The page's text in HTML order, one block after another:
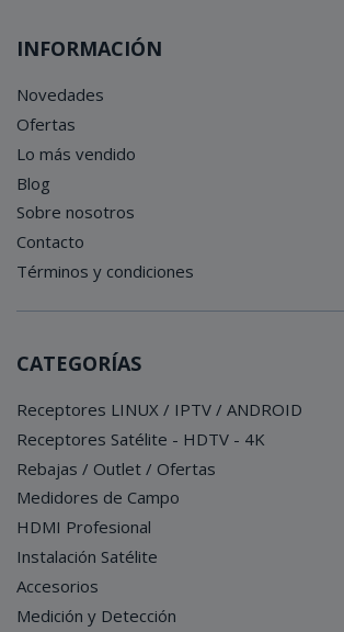
INFORMACIÓN
Novedades
Ofertas
Lo más vendido
Blog
Sobre nosotros
Contacto
Términos y condiciones
CATEGORÍAS
Receptores LINUX / IPTV / ANDROID
Receptores Satélite - HDTV - 4K
Rebajas / Outlet / Ofertas
Medidores de Campo
HDMI Profesional
Instalación Satélite
Accesorios
Medición y Detección